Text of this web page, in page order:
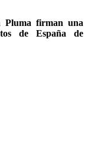
firman una
de España de